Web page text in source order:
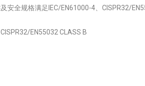
安全规格满足IEC/EN61000-4、CISPR32/
EN55032 CLASS B